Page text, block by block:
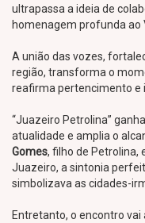
ultrapassa a ideia de
homenagem profunda ao
A união das vozes,
região, transforma o
reafirma pertencimento e
“Juazeiro Petrolina”
atualidade e amplia o
Gomes, filho de Petrolina,
Juazeiro, a sintonia
simbolizava as cidades-
Entretanto, o encontro